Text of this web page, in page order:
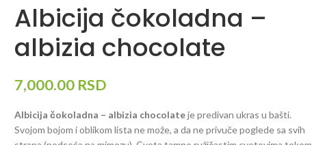
Albicija čokoladna –
albizia chocolate
7,000.00 RSD
Albicija čokoladna – albizia chocolateje predivan ukras u bašti.
Svojom bojom i oblikom lista ne može, a da ne privuče poglede sa svih